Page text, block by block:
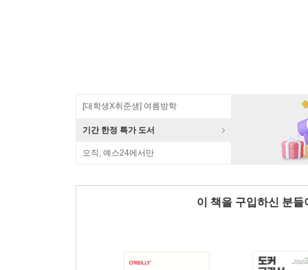
[대학생X취준생] 여름방학
기간 한정 특가 도서
오직, 예스24에서만
이 책을 구입하신 분